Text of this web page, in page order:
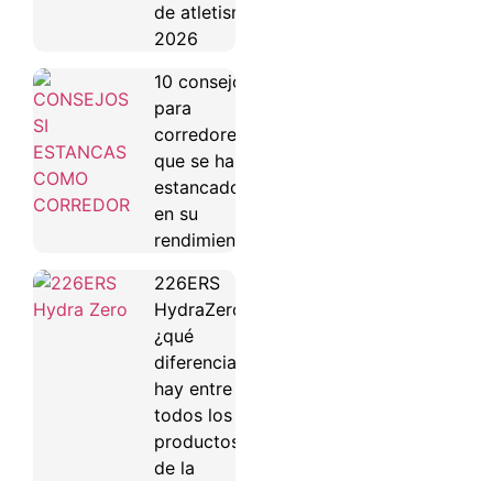
de atletismo
2026
10 consejos
para
corredores
que se han
estancado
en su
rendimiento
226ERS
HydraZero:
¿qué
diferencias
hay entre
todos los
productos
de la